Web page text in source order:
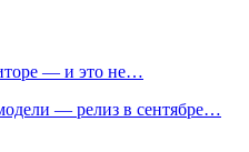
— и это не…
— релиз в сентябре…